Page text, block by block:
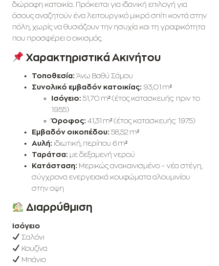
διώροφη κατοικία. Πρόκειται για ιδανική επιλογή για
όσους αναζητούν ένα λειτουργικό μικρό σπίτι κοντά στην
πόλη, χωρίς να θυσιάζουν την ησυχία και τη γραφικότητα
που προσφέρει ο οικισμός.
Χαρακτηριστικά Ακινήτου
Τοποθεσία: Άνω Βαθύ Σάμου
Συνολικό εμβαδόν κατοικίας: 93,01 m²
Ισόγειο: 51,70 m² (έτος κατασκευής: πριν το
1955)
Όροφος: 41,31 m² (έτος κατασκευής: 1975)
Εμβαδόν οικοπέδου: 58,52 m²
Αυλή: ιδιωτική, περίπου 6 m²
Ταράτσα: με δεξαμενή νερού
Κατάσταση: Μερικώς ανακαινισμένο – νέα στέγη,
σύγχρονα ενεργειακά κουφώματα αλουμινίου
στην οψη
Διαρρύθμιση
Ισόγειο
Σαλόνι
Κουζίνα
Μπάνιο